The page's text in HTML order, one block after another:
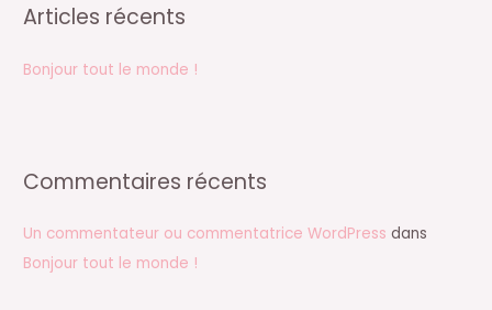
e
c
Articles récents
Bonjour tout le monde !
Commentaires récents
Un commentateur ou commentatrice WordPress dans
Bonjour tout le monde !